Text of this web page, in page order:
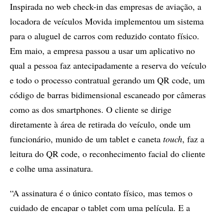
Inspirada no web check-in das empresas de aviação, a
locadora de veículos Movida implementou um sistema
para o aluguel de carros com reduzido contato físico.
Em maio, a empresa passou a usar um aplicativo no
qual a pessoa faz antecipadamente a reserva do veículo
e todo o processo contratual gerando um QR code, um
código de barras bidimensional escaneado por câmeras
como as dos smartphones. O cliente se dirige
diretamente à área de retirada do veículo, onde um
funcionário, munido de um tablet e caneta touch, faz a
leitura do QR code, o reconhecimento facial do cliente
e colhe uma assinatura.
“A assinatura é o único contato físico, mas temos o
cuidado de encapar o tablet com uma película. E a